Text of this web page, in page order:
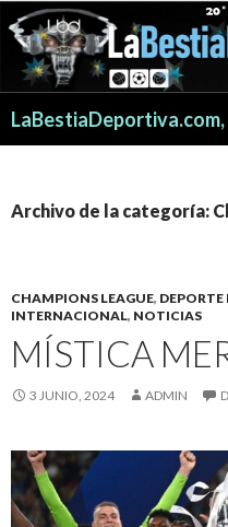
Archivo de la categoría:
CHAMPIONS LEAGUE,
INTERNACIONAL, NOTICIAS
MÍSTICA
3 JUNIO, 2024 ADMIN